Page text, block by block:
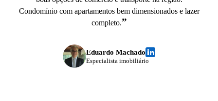
Condomínio com apartamentos bem dimensionados e lazer
completo.”
Eduardo Machado
Especialista imobiliário